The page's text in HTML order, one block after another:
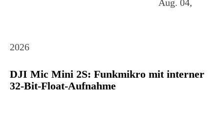
Aug. 04,
2026
DJI Mic Mini 2S: Funkmikro mit interner
32-Bit-Float-Aufnahme